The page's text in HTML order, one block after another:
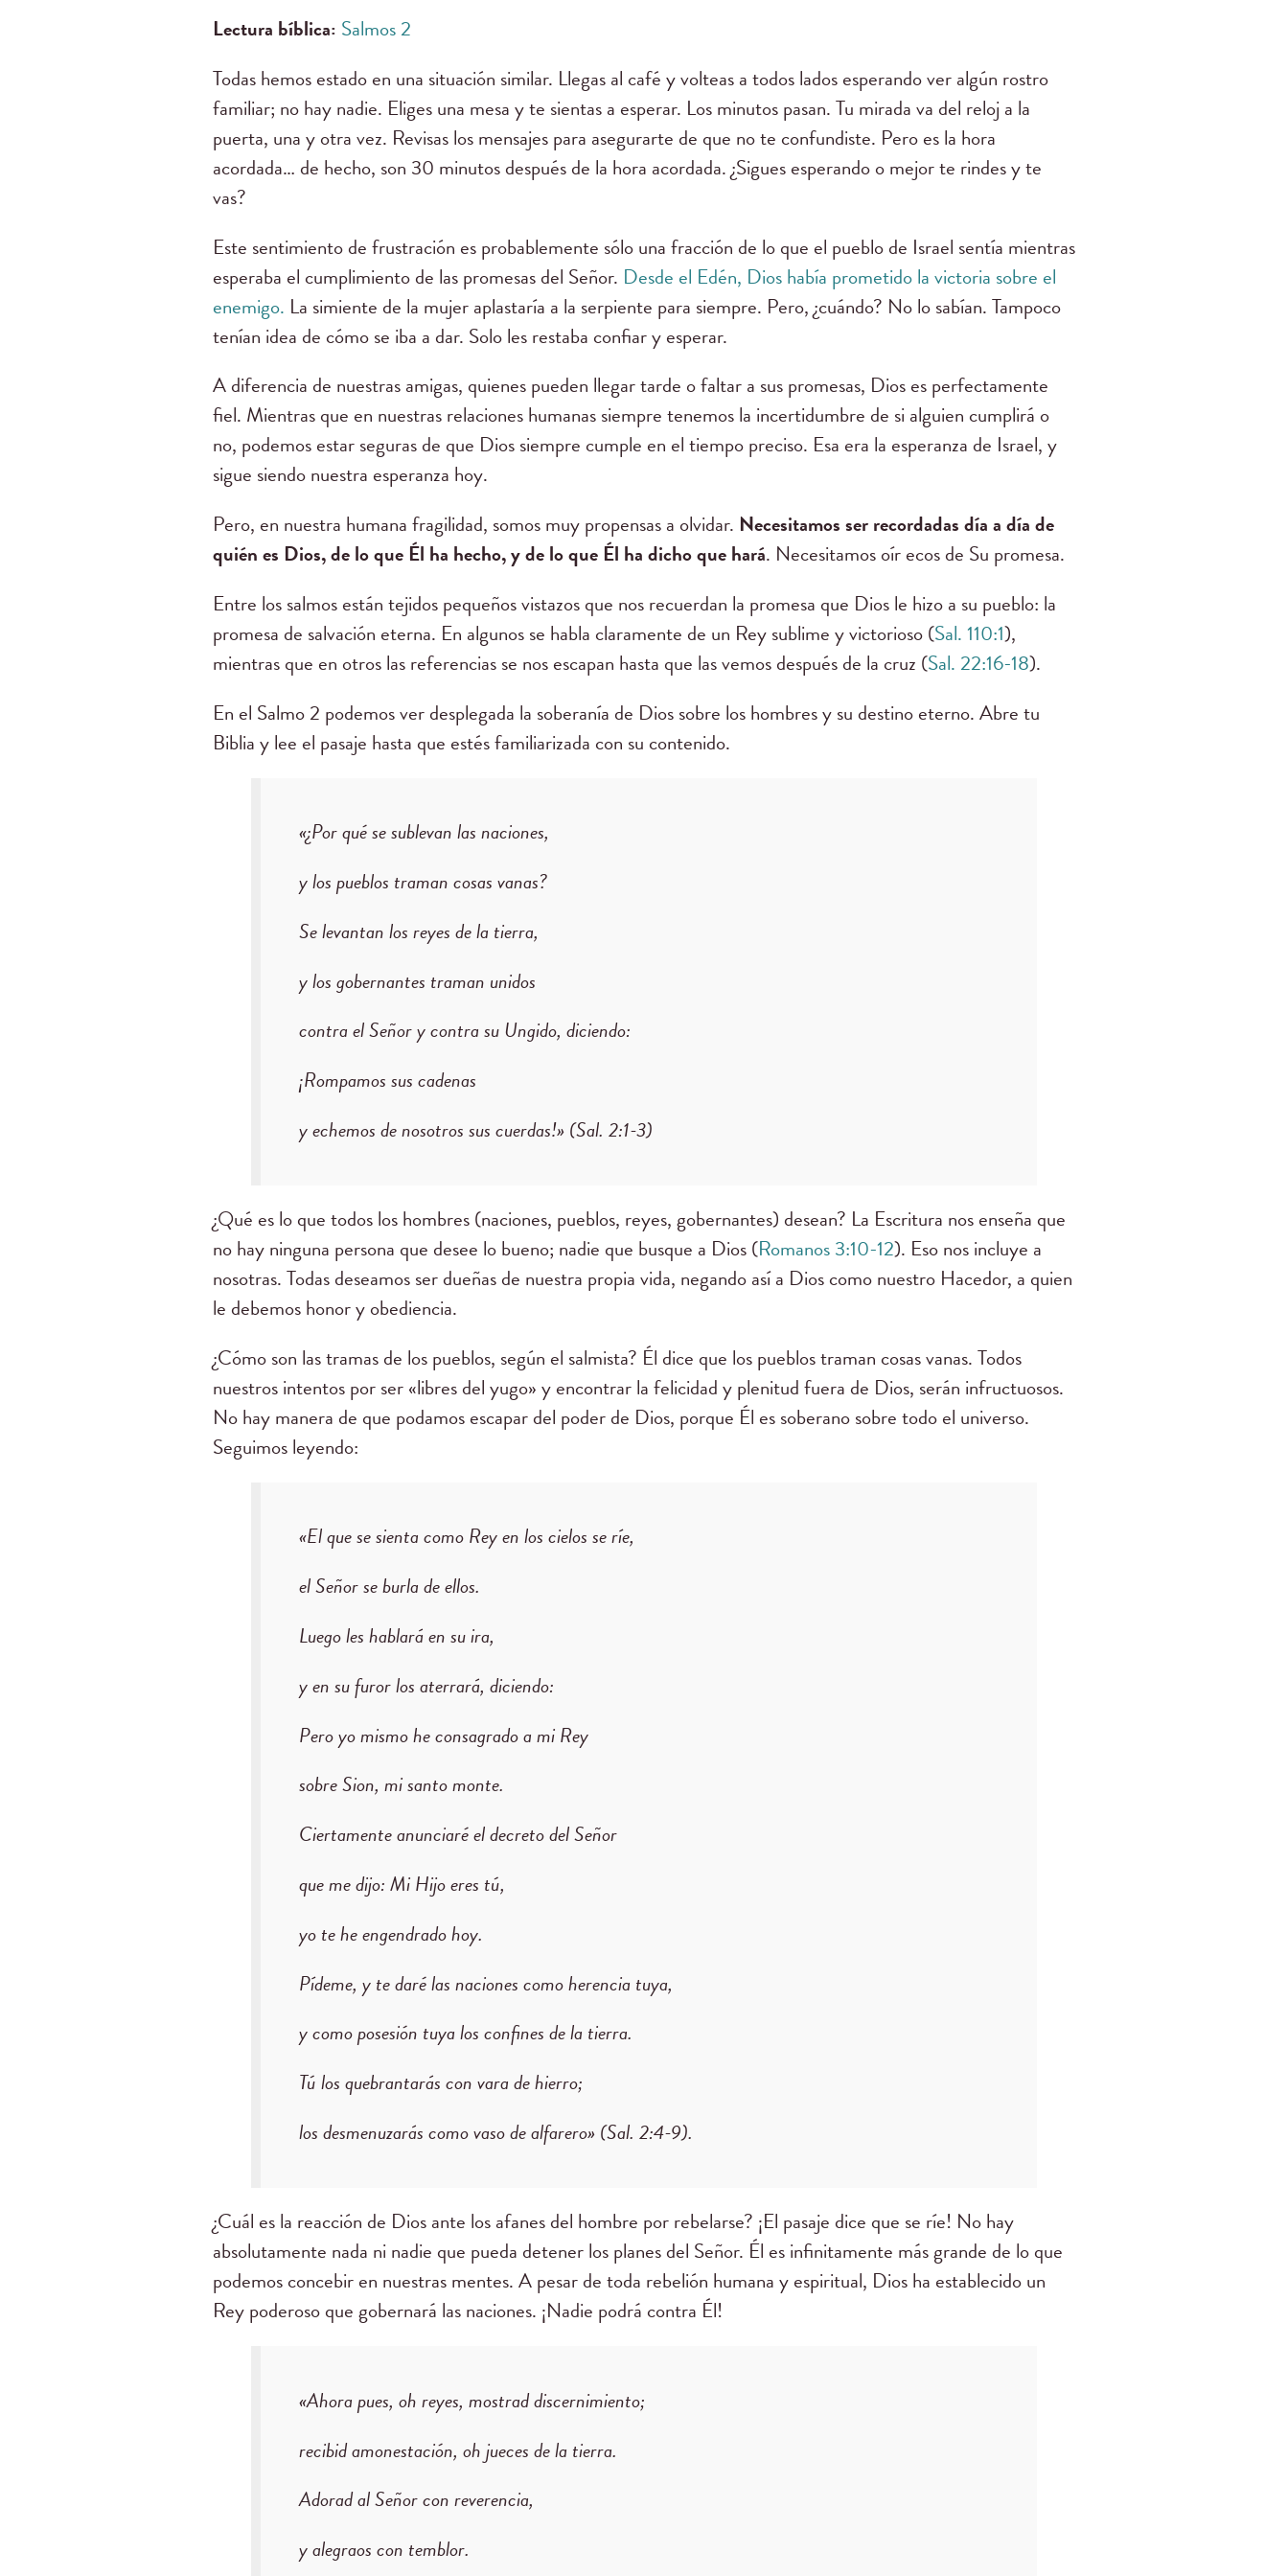
Lectura bíblica: Salmos 2
Todas hemos estado en una situación similar. Llegas al café y volteas a todos lados esperando ver algún rostro
familiar; no hay nadie. Eliges una mesa y te sientas a esperar. Los minutos pasan. Tu mirada va del reloj a la
puerta, una y otra vez. Revisas los mensajes para asegurarte de que no te confundiste. Pero es la hora
acordada… de hecho, son 30 minutos después de la hora acordada. ¿Sigues esperando o mejor te rindes y te
vas?
Este sentimiento de frustración es probablemente sólo una fracción de lo que el pueblo de Israel sentía mientras
esperaba el cumplimiento de las promesas del Señor. Desde el Edén, Dios había prometido la victoria sobre el
enemigo. La simiente de la mujer aplastaría a la serpiente para siempre. Pero, ¿cuándo? No lo sabían. Tampoco
tenían idea de cómo se iba a dar. Solo les restaba confiar y esperar.
A diferencia de nuestras amigas, quienes pueden llegar tarde o faltar a sus promesas, Dios es perfectamente
fiel. Mientras que en nuestras relaciones humanas siempre tenemos la incertidumbre de si alguien cumplirá o
no, podemos estar seguras de que Dios siempre cumple en el tiempo preciso. Esa era la esperanza de Israel, y
sigue siendo nuestra esperanza hoy.
Pero, en nuestra humana fragilidad, somos muy propensas a olvidar. Necesitamos ser recordadas día a día de
quién es Dios, de lo que Él ha hecho, y de lo que Él ha dicho que hará. Necesitamos oír ecos de Su promesa.
Entre los salmos están tejidos pequeños vistazos que nos recuerdan la promesa que Dios le hizo a su pueblo: la
promesa de salvación eterna. En algunos se habla claramente de un Rey sublime y victorioso (Sal. 110:1),
mientras que en otros las referencias se nos escapan hasta que las vemos después de la cruz (Sal. 22:16-18).
En el Salmo 2 podemos ver desplegada la soberanía de Dios sobre los hombres y su destino eterno. Abre tu
Biblia y lee el pasaje hasta que estés familiarizada con su contenido.
«¿Por qué se sublevan las naciones,
y los pueblos traman cosas vanas?
Se levantan los reyes de la tierra,
y los gobernantes traman unidos
contra el Señor y contra su Ungido, diciendo:
¡Rompamos sus cadenas
y echemos de nosotros sus cuerdas!» (Sal. 2:1-3)
¿Qué es lo que todos los hombres (naciones, pueblos, reyes, gobernantes) desean? La Escritura nos enseña que
no hay ninguna persona que desee lo bueno; nadie que busque a Dios (Romanos 3:10-12). Eso nos incluye a
nosotras. Todas deseamos ser dueñas de nuestra propia vida, negando así a Dios como nuestro Hacedor, a quien
le debemos honor y obediencia.
¿Cómo son las tramas de los pueblos, según el salmista? Él dice que los pueblos traman cosas vanas. Todos
nuestros intentos por ser «libres del yugo» y encontrar la felicidad y plenitud fuera de Dios, serán infructuosos.
No hay manera de que podamos escapar del poder de Dios, porque Él es soberano sobre todo el universo.
Seguimos leyendo:
«El que se sienta como Rey en los cielos se ríe,
el Señor se burla de ellos.
Luego les hablará en su ira,
y en su furor los aterrará, diciendo:
Pero yo mismo he consagrado a mi Rey
sobre Sion, mi santo monte.
Ciertamente anunciaré el decreto del Señor
que me dijo: Mi Hijo eres tú,
yo te he engendrado hoy.
Pídeme, y te daré las naciones como herencia tuya,
y como posesión tuya los confines de la tierra.
Tú los quebrantarás con vara de hierro;
los desmenuzarás como vaso de alfarero» (Sal. 2:4-9).
¿Cuál es la reacción de Dios ante los afanes del hombre por rebelarse? ¡El pasaje dice que se ríe! No hay
absolutamente nada ni nadie que pueda detener los planes del Señor. Él es infinitamente más grande de lo que
podemos concebir en nuestras mentes. A pesar de toda rebelión humana y espiritual, Dios ha establecido un
Rey poderoso que gobernará las naciones. ¡Nadie podrá contra Él!
«Ahora pues, oh reyes, mostrad discernimiento;
recibid amonestación, oh jueces de la tierra.
Adorad al Señor con reverencia,
y alegraos con temblor.